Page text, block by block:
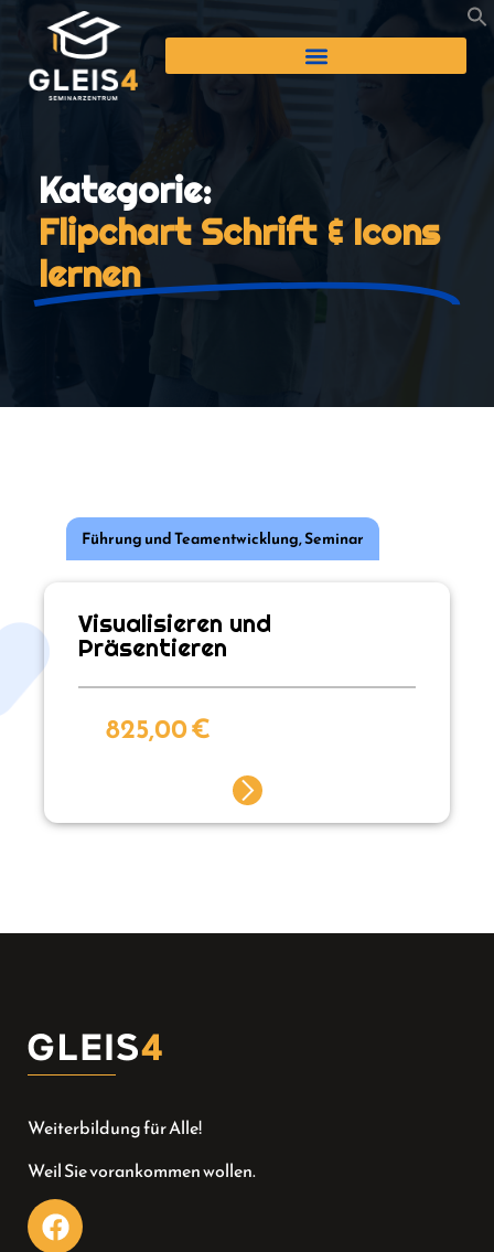
Kategorie:
Flipchart Schrift & Icons
lernen
Führung und Teamentwicklung,Seminar
Visualisieren und
Präsentieren
825,00€
Weiterbildung für Alle!
Weil Sie vorankommen wollen.